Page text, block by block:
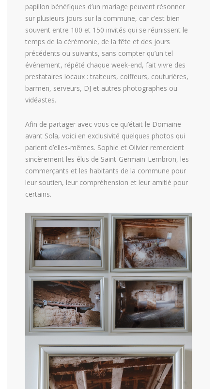
papillon bénéfiques d’un mariage peuvent résonner
sur plusieurs jours sur la commune, car c’est bien
souvent entre 100 et 150 invités qui se réunissent le
temps de la cérémonie, de la fête et des jours
précédents ou suivants, sans compter qu’un tel
événement, répété chaque week-end, fait vivre des
prestataires locaux : traiteurs, coiffeurs, couturières,
barmen, serveurs, DJ et autres photographes ou
vidéastes.
Afin de partager avec vous ce qu’était le Domaine
avant Sola, voici en exclusivité quelques photos qui
parlent d’elles-mêmes. Sophie et Olivier remercient
sincèrement les élus de Saint-Germain-Lembron, les
commerçants et les habitants de la commune pour
leur soutien, leur compréhension et leur amitié pour
certains.